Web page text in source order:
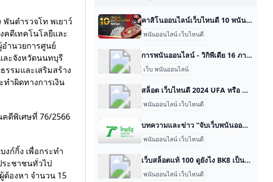
นตำรวจโท พเยาว์
คดีเทคโนโลยีและ
ำนวยการศูนย์
ละจังหวัดนนทบุรี
รมและเสริมสร้าง
ทำผิดทางการเงิน
ดีพิเศษที่ 76/2566
ก์กิ้ง เพื่อกระทำ
ะชาชนทั่วไป
ต้องหา จำนวน 15
คาสิโนออนไลน์เว็บไหนดี 10 พนันออนไลน์เว็บนอกเว็บตรงไม่ผ่านเอเย่นต์ วันนี้เราจะมารีวิว 10 เว็บไซต์พนันออนไลน์ที่ดีที่สุด พร้อมตอบทุกความต้องกา
พนันออนไลน์ เว็บไหนดี
การพนันออนไลน์ - วิกิพีเดีย 16 ภาษา- Català Čeština English Español Eesti فارسی Français עברית Bahasa Indonesia Ido Latviešu Nederlands Srpskohrvatski / српскохрва
เว็บ พนันออนไลน์
สล็อต เว็บไหนดี 2024 UFA หรือ ufaprobet เว็บไซต์พนันออนไลน์ ที่สมบูรณ์แบบที่สุด และได้รับความนิยมในการใช้บริการสูงสุด ufaprobet เป็นเว็บตรงไม่ผ่านเอเย่นต์แห่งแรกในไทยได้รับการแต่ตั้งจาก ยูฟ่าเบท เป็นที่เดียวเท่านั้น เว็บไซต์แทงบอลออนไลน์ แห่งนี้ได้รับการยกย่องให้เป็น เว็บไซต์พนันออนไลน์ที่ดีที่สุด และมั่นคงที่สุด สมาชิกยกย่องให้เราเป็น …
พนันออนไลน์ เว็บไหนดี
บทความและข่าว “จับเว็บพนันออนไลน์” ล่าสุด วันนี้ ไทยรัฐออนไลน์ ‘รวมข่าว “จับเว็บพนันออนไลน์” เกาะติดข่าวของ"จับเว็บพนันออนไลน์" ข่าวด่วนของ “จับเว็บพนันออนไลน์” ที่คุณสนใน คิดตามเรื่อง"จับเว็บพนันออนไลน์" ได้ที่นี่กับ thairath.co.th’ 17 ก.ค. 2567 15:29 น.11 ก.ค. 2567 16:21 น.28 มิ.ย. 2567 14:52 น.22 มิ.ย. 2567 05:10 น.22 มิ.ย. 2567 05:03 น.
พนันออนไลน์ เว็บไหนดี
เว็บสล็อตแท้ 100 ดูยังไง BK8 เป็นเว็บสล็อตเว็บตรงดีที่สุดสำหรับคนรักสล็อต เพราะเว็บไซต์นำเสนอเกมมากกว่า 3,000 เกมจากผู้ให้บริการมากกว่า 30 ค่ายเกม เช่น Play’n Go, Microgaming และ Playtech มีทัวร์นาเมนต์จากผู้ให้บริการเกมคาสิโนออนไลน์ชั้นนำ เช่น Pragmatic Play, Spade Gaming และ Relax Gaming ให้ผู้เล่นได้เข้าร่วมทุกเดือน
พนันออนไลน์ เว็บไหนดี